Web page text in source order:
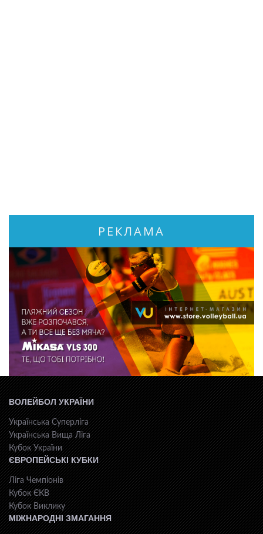
РЕКЛАМА
ВОЛЕЙБОЛ УКРАЇНИ
Українська Суперліга
Українська Вища Ліга
Кубок України
ЄВРОПЕЙСЬКІ КУБКИ
Ліга Чемпіонів
Кубок ЄКВ
Кубок Виклику
МІЖНАРОДНІ ЗМАГАННЯ